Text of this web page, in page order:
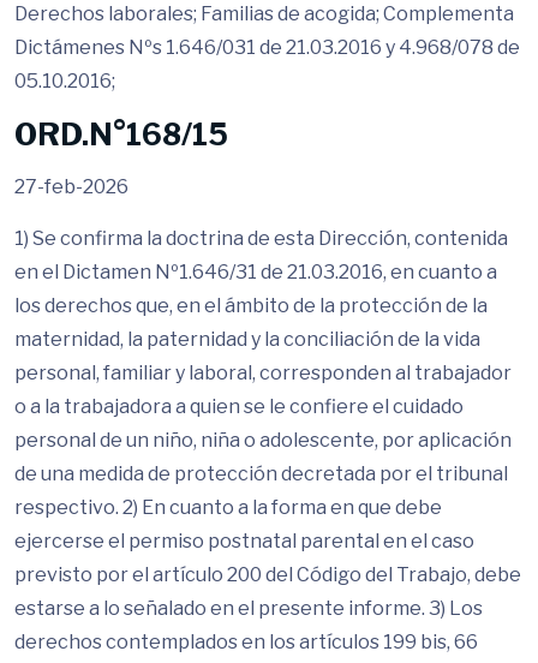
Derechos laborales; Familias de acogida; Complementa
Dictámenes Nºs 1.646/031 de 21.03.2016 y 4.968/078 de
05.10.2016;
ORD.N°168/15
27-feb-2026
1) Se confirma la doctrina de esta Dirección, contenida
en el Dictamen Nº1.646/31 de 21.03.2016, en cuanto a
los derechos que, en el ámbito de la protección de la
maternidad, la paternidad y la conciliación de la vida
personal, familiar y laboral, corresponden al trabajador
o a la trabajadora a quien se le confiere el cuidado
personal de un niño, niña o adolescente, por aplicación
de una medida de protección decretada por el tribunal
respectivo. 2) En cuanto a la forma en que debe
ejercerse el permiso postnatal parental en el caso
previsto por el artículo 200 del Código del Trabajo, debe
estarse a lo señalado en el presente informe. 3) Los
derechos contemplados en los artículos 199 bis, 66